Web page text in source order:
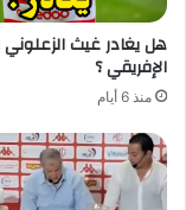
هل يغادر غيث الزعلوني
الإفريقي ؟
منذ 6 أيام